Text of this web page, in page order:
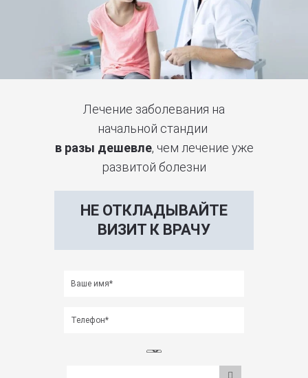
Лечение заболевания на
начальной стандии
в разы дешевле, чем лечение уже
развитой болезни
НЕ ОТКЛАДЫВАЙТЕ
ВИЗИТ К ВРАЧУ